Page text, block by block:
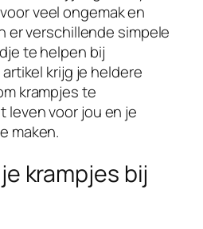
veel ongemak en
er verschillende simpele
te helpen bij
krijg je heldere
krampjes te
leven voor jou en je
maken.
krampjes bij